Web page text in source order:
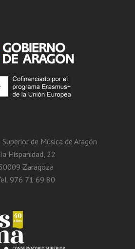
de Música de Aragón
Hispanidad, 22
Zaragoza
976 71 69 80